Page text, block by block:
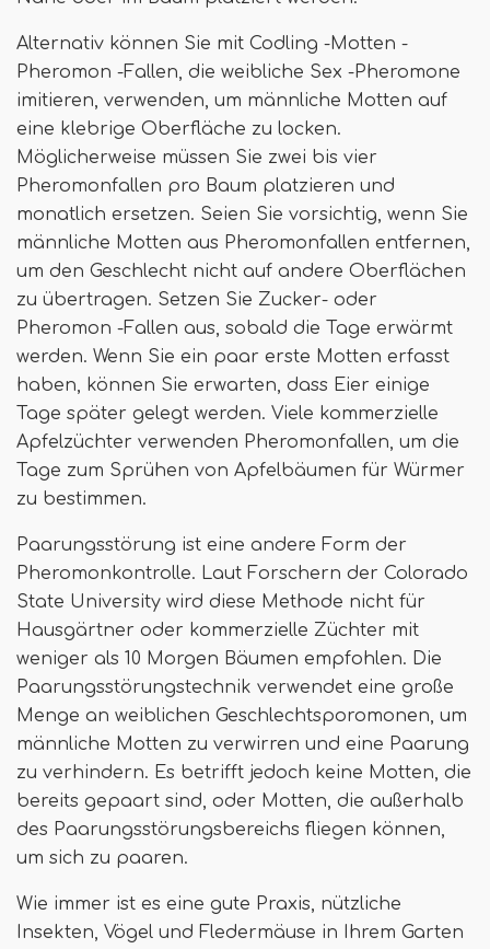
Alternativ können Sie mit Codling -Motten -
Pheromon -Fallen, die weibliche Sex -Pheromone
imitieren, verwenden, um männliche Motten auf
eine klebrige Oberfläche zu locken.
Möglicherweise müssen Sie zwei bis vier
Pheromonfallen pro Baum platzieren und
monatlich ersetzen. Seien Sie vorsichtig, wenn Sie
männliche Motten aus Pheromonfallen entfernen,
um den Geschlecht nicht auf andere Oberflächen
zu übertragen. Setzen Sie Zucker- oder
Pheromon -Fallen aus, sobald die Tage erwärmt
werden. Wenn Sie ein paar erste Motten erfasst
haben, können Sie erwarten, dass Eier einige
Tage später gelegt werden. Viele kommerzielle
Apfelzüchter verwenden Pheromonfallen, um die
Tage zum Sprühen von Apfelbäumen für Würmer
zu bestimmen.
Paarungsstörung ist eine andere Form der
Pheromonkontrolle. Laut Forschern der Colorado
State University wird diese Methode nicht für
Hausgärtner oder kommerzielle Züchter mit
weniger als 10 Morgen Bäumen empfohlen. Die
Paarungsstörungstechnik verwendet eine große
Menge an weiblichen Geschlechtsporomonen, um
männliche Motten zu verwirren und eine Paarung
zu verhindern. Es betrifft jedoch keine Motten, die
bereits gepaart sind, oder Motten, die außerhalb
des Paarungsstörungsbereichs fliegen können,
um sich zu paaren.
Wie immer ist es eine gute Praxis, nützliche
Insekten, Vögel und Fledermäuse in Ihrem Garten